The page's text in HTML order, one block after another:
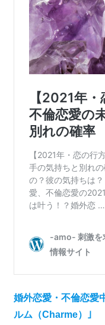
婚外恋愛・不倫恋愛
ルム（Charme）｣